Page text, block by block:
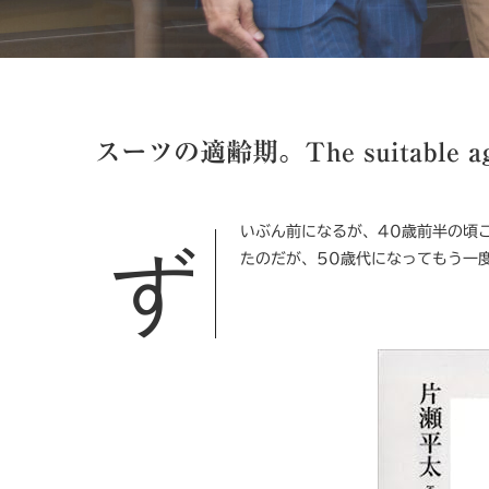
スーツの適齢期。The suitable
ずいぶん前になるが、40歳前半の頃この本を読んだが、なにかグッとくるものがなくてそのまま読み流してい たのだが、50歳代になってもう一